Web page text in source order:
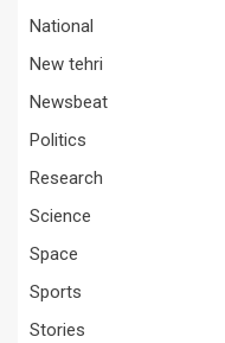
National
New tehri
Newsbeat
Politics
Research
Science
Space
Sports
Stories